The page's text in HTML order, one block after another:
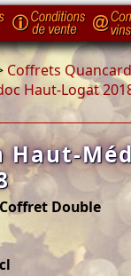
Coffrets Quancard
Haut-Logat
Haut-
Coffret Double